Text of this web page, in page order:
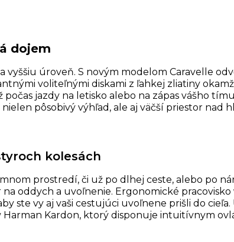
dojem
vyššiu úroveň. S novým modelom Caravelle
voliteľnými diskami z ľahkej zliatiny
počas jazdy na letisko alebo na zápas vášho
pôsobivý výhľad, ale aj väčší priestor nad
kolesách
prostredí, či už po dlhej ceste, alebo po
oddych a uvoľnenie. Ergonomické
ste vy aj vaši cestujúci uvoľnene prišli do
Harman Kardon, ktorý disponuje intuitívnym